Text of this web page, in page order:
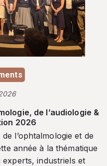
de l’audiologie &
2026
l’ophtalmologie et de
année à la thématique
experts, industriels et